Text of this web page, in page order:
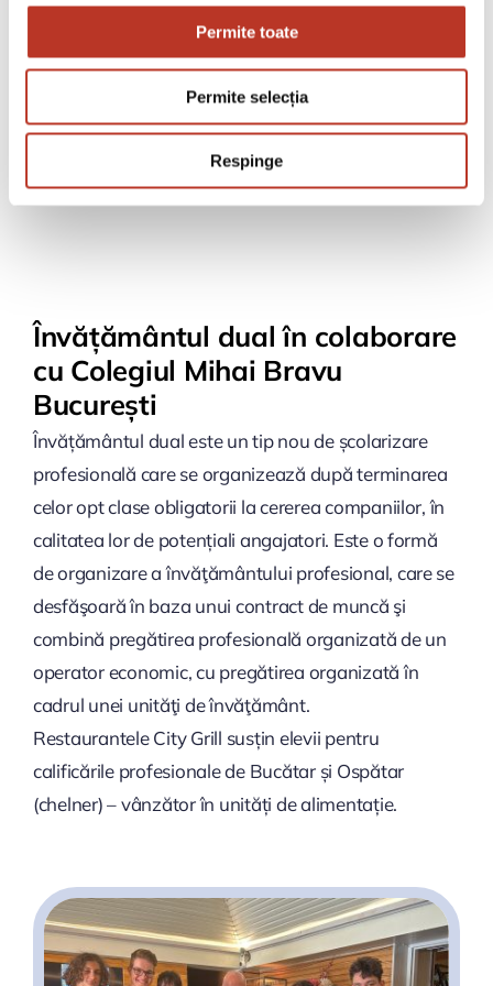
Permite toate
Permite selecția
Respinge
meniu de prânz în restaurantele Grupului City Grill.
Astfel, cu ajutorul voluntarilor vom asigura o masă
caldă cu adevărat necesară pentru bătrânii
neputincioși.
Învățământul dual în colaborare
cu Colegiul Mihai Bravu
București
Învățământul dual este un tip nou de școlarizare
profesională care se organizează după terminarea
celor opt clase obligatorii la cererea companiilor, în
calitatea lor de potențiali angajatori. Este o formă
de organizare a învăţământului profesional, care se
desfăşoară în baza unui contract de muncă şi
combină pregătirea profesională organizată de un
operator economic, cu pregătirea organizată în
cadrul unei unităţi de învăţământ.
Restaurantele City Grill susțin elevii pentru
calificările profesionale de Bucătar și Ospătar
(chelner) – vânzător în unități de alimentație.